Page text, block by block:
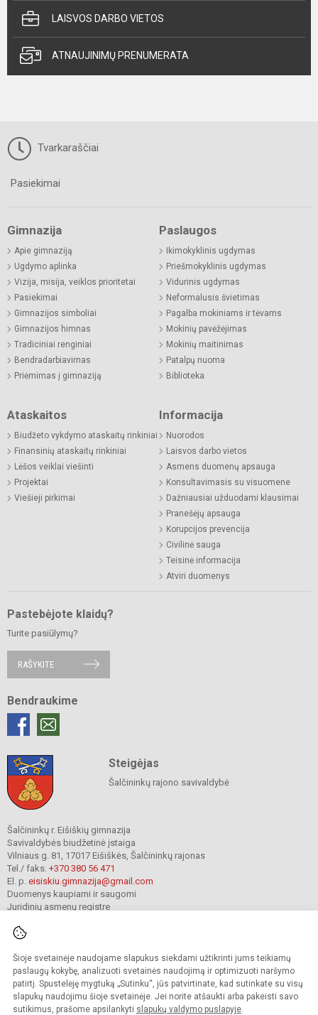
Šioje svetainėje naudojame slapukus siekdami užtikrinti jums teikiamų
paslaugų kokybę, analizuoti svetainės naudojimą ir optimizuoti naršymo
patirtį. Spustelėję mygtuką „Sutinku“, jūs patvirtinate, kad sutinkate su visų
slapukų naudojimu šioje svetainėje. Jei norite atšaukti arba pakeisti savo
sutikimus, prašome apsilankyti slapukų valdymo puslapyje.
LAISVOS DARBO VIETOS
ATNAUJINIMŲ PRENUMERATA
Tvarkaraščiai
Pasiekimai
Gimnazija
Apie gimnaziją
Ugdymo aplinka
Vizija, misija, veiklos prioritetai
Pasiekimai
Gimnazijos simboliai
Gimnazijos himnas
Tradiciniai renginiai
Bendradarbiavimas
Priėmimas į gimnaziją
Paslaugos
Ikimokyklinis ugdymas
Priešmokyklinis ugdymas
Vidurinis ugdymas
Neformalusis švietimas
Pagalba mokiniams ir tėvams
Mokinių pavėžėjimas
Mokinių maitinimas
Patalpų nuoma
Biblioteka
Ataskaitos
Biudžeto vykdymo ataskaitų rinkiniai
Finansinių ataskaitų rinkiniai
Lėšos veiklai viešinti
Projektai
Viešieji pirkimai
Informacija
Nuorodos
Laisvos darbo vietos
Asmens duomenų apsauga
Konsultavimasis su visuomene
Dažniausiai užduodami klausimai
Pranešėjų apsauga
Korupcijos prevencija
Civilinė sauga
Teisinė informacija
Atviri duomenys
Pastebėjote klaidų?
Turite pasiūlymų?
RAŠYKITE
Bendraukime
Steigėjas
Šalčininkų rajono savivaldybė
Šalčininkų r. Eišiškių gimnazija
Savivaldybės biudžetinė įstaiga
Vilniaus g. 81, 17017 Eišiškės, Šalčininkų rajonas
Tel./ faks. +370 380 56 471
El. p. eisiskiu.gimnazija@gmail.com
Duomenys kaupiami ir saugomi
Juridinių asmenų registre
© 2024. Šalčininkų r. Eišiškių gimnazija. Visos teisės saugomos.
Kopijuoti turinį be raštiško įstaigos administracijos sutikimo griežtai draudžiama.
Prieinamumo paraiška Slapukų valdymas